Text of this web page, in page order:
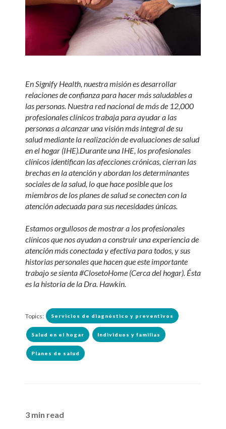
En Signify Health, nuestra misión es desarrollar
relaciones de confianza para hacer más saludables a
las personas. Nuestra red nacional de más de 12,000
profesionales clínicos trabaja para ayudar a las
personas a alcanzar una visión más integral de su
salud mediante la realización de evaluaciones de salud
en el hogar (IHE). Durante una IHE, los profesionales
clínicos identifican las afecciones crónicas, cierran las
brechas en la atención y abordan los determinantes
sociales de la salud, lo que hace posible que los
miembros de los planes de salud se conecten con la
atención adecuada para sus necesidades únicas.
Estamos orgullosos de mostrar a los profesionales
clínicos que nos ayudan a construir una experiencia de
atención más conectada y efectiva para todos, y sus
historias personales que hacen que este importante
trabajo se sienta #ClosetoHome (Cerca del hogar). Ésta
es la historia de la Dra. Hawkin.
Topics: Servicios de diagnóstico y preventivos
Salud en el hogar Individuos y familias
Planes de salud
3 min read